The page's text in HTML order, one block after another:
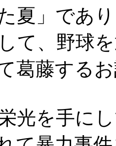
夏」であ
て、野球
葛藤する
光を手に